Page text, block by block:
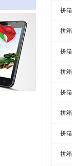
拼箱
拼箱
拼箱
拼箱
拼箱
拼箱
拼箱
拼箱